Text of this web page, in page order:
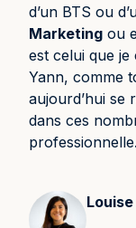
d’un BTS ou
Marketing ou
est celui que
Yann, comme
aujourd’hui se
dans ces
professionnelle.